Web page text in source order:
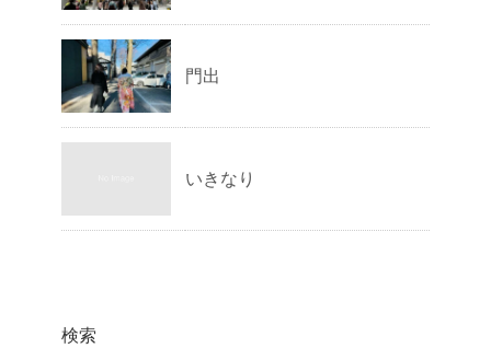
門出
いきなり
検索